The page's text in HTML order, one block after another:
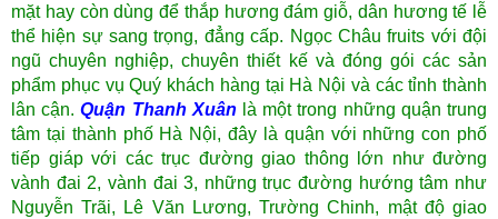
mặt hay còn dùng để thắp hương đám giỗ, dân hương tế lễ
thể hiện sự sang trọng, đẳng cấp. Ngọc Châu fruits với đội
ngũ chuyên nghiệp, chuyên thiết kế và đóng gói các sản
phẩm phục vụ Quý khách hàng tại Hà Nội và các tỉnh thành
lân cận.Quận Thanh Xuân là một trong những quận trung
tâm tại thành phố Hà Nội, đây là quận với những con phố
tiếp giáp với các trục đường giao thông lớn như đường
vành đai 2, vành đai 3, những trục đường hướng tâm như
Nguyễn Trãi, Lê Văn Lương, Trường Chinh, mật độ giao